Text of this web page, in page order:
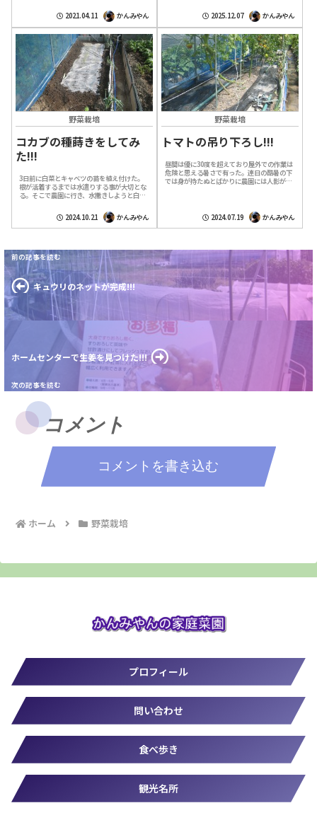
葉が霜で枯れる今朝はさほどの寒さでは無
2021.04.11 かんみやん
2025.12.07
かんみやん
野菜栽培
コカブの種蒔きをしてみ
た!!!
3日前に白菜とキャベツの苗を植え付けた。
根が活着するまでは水遣りする事が大切とな
る。そこで農園に行き、水撒きしようと白菜
れかかっているように見えた。近寄ってみ
2024.10.21 かんみやん
野菜栽培
トマトの吊り下ろし!!!
昼間は優に30度を超えており屋外での作業は
危険と思える暑さで有った。連日の酷暑の下
では身が持たぬとばかりに農園には人影が見
2024.07.19
かんみやん
キュウリのネットが完成!!!
ホームセンターで生姜を見つけた!!!
コメント
コメントを書き込む
ホーム 野菜栽培
プロフィール
問い合わせ
食べ歩き
観光名所